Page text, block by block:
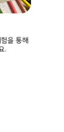
을 통해
.